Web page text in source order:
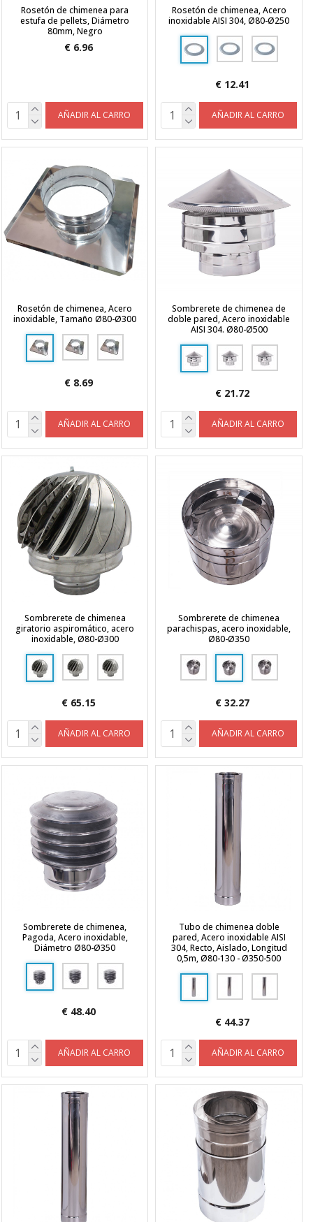
Rosetón de chimenea para
estufa de pellets, Diámetro
80mm, Negro
€ 6.96
AÑADIR AL CARRO
Rosetón de chimenea, Acero
inoxidable AISI 304, Ø80-Ø250
€ 12.41
AÑADIR AL CARRO
Rosetón de chimenea, Acero
inoxidable, Tamaño Ø80-Ø300
€ 8.69
AÑADIR AL CARRO
Sombrerete de chimenea de
doble pared, Acero inoxidable
AISI 304. Ø80-Ø500
€ 21.72
AÑADIR AL CARRO
Sombrerete de chimenea
giratorio aspiromático, acero
inoxidable, Ø80-Ø300
€ 65.15
AÑADIR AL CARRO
Sombrerete de chimenea
parachispas, acero inoxidable,
Ø80-Ø350
€ 32.27
AÑADIR AL CARRO
Sombrerete de chimenea,
Pagoda, Acero inoxidable,
Diámetro Ø80-Ø350
€ 48.40
AÑADIR AL CARRO
Tubo de chimenea doble
pared, Acero inoxidable AISI
304, Recto, Aislado, Longitud
0,5m, Ø80-130 - Ø350-500
€ 44.37
AÑADIR AL CARRO